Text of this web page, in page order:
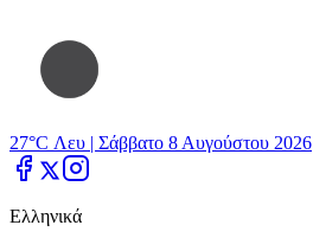
27°C Λευ | Σάββατο 8 Αυγούστου 2026
Ελληνικά